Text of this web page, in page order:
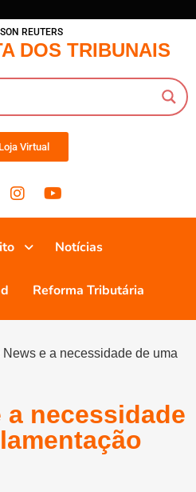
REUTERS
DOS TRIBUNAIS
Virtual
Notícias
Reforma Tributária
News e a necessidade de uma
a necessidade